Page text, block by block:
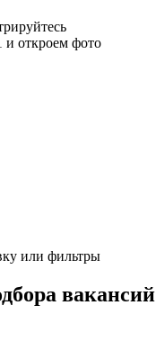
и откроем фото
или фильтры
вакансий